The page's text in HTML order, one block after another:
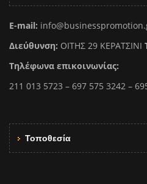
E-mail:
Διεύθυνση: ΟΙΤΗΣ 29 ΚΕΡΑΤΣΙΝΙ
Τηλέφωνα επικοινωνίας:
211 013 5723 – 697 575 3242 –
Τοποθεσία